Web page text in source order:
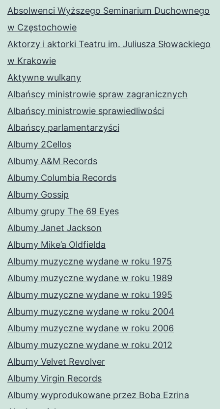
Absolwenci Wyższego Seminarium Duchownego
w Częstochowie
Aktorzy i aktorki Teatru im. Juliusza Słowackiego
w Krakowie
Aktywne wulkany
Albańscy ministrowie spraw zagranicznych
Albańscy ministrowie sprawiedliwości
Albańscy parlamentarzyści
Albumy 2Cellos
Albumy A&M Records
Albumy Columbia Records
Albumy Gossip
Albumy grupy The 69 Eyes
Albumy Janet Jackson
Albumy Mike’a Oldfielda
Albumy muzyczne wydane w roku 1975
Albumy muzyczne wydane w roku 1989
Albumy muzyczne wydane w roku 1995
Albumy muzyczne wydane w roku 2004
Albumy muzyczne wydane w roku 2006
Albumy muzyczne wydane w roku 2012
Albumy Velvet Revolver
Albumy Virgin Records
Albumy wyprodukowane przez Boba Ezrina